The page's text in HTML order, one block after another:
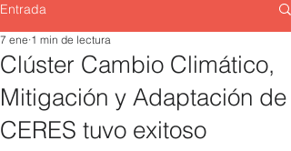
Entrada
Clúster Cambio Climático,
Mitigación y Adaptación de
CERES tuvo exitoso
7 ene 1 min de lectura